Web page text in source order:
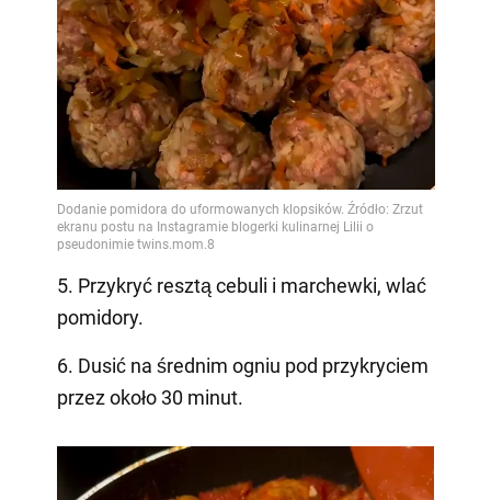
5. Przykryć resztą cebuli i marchewki, wlać
pomidory.
6. Dusić na średnim ogniu pod przykryciem
przez około 30 minut.